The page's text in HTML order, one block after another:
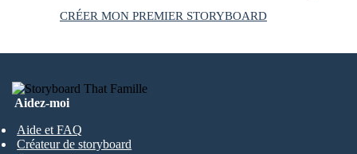
CRÉER MON PREMIER STORYBOARD
Aidez-moi
Aide et FAQ
Créateur de storyboard